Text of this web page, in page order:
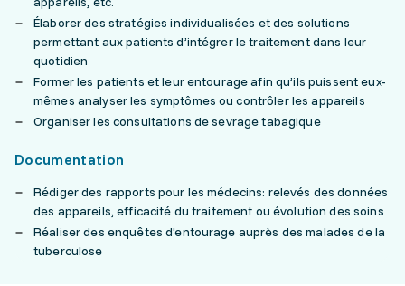
Élaborer des stratégies individualisées et des solutions
permettant aux patients d’intégrer le traitement dans leur
quotidien
Former les patients et leur entourage afin qu’ils puissent eux-
mêmes analyser les symptômes ou contrôler les appareils
Organiser les consultations de sevrage tabagique
Documentation
Rédiger des rapports pour les médecins: relevés des données
des appareils, efficacité du traitement ou évolution des soins
Réaliser des enquêtes d'entourage auprès des malades de la
tuberculose